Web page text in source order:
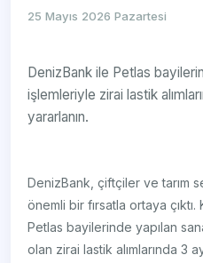
25 Mayıs 2026 Pazartesi
DenizBank ile Petlas
işlemleriyle zirai lastik
yararlanın.
DenizBank, çiftçiler ve tarım
önemli bir fırsatla ortaya
Petlas bayilerinde yapılan
olan zirai lastik alımlarında 3